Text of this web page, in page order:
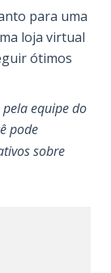
para uma
loja virtual
ótimos
equipe do
pode
sobre